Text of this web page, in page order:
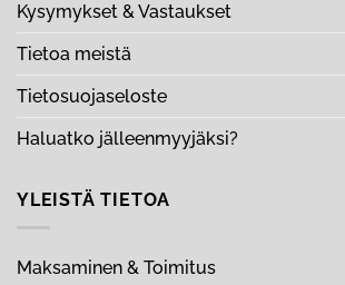
Kysymykset & Vastaukset
Tietoa meistä
Tietosuojaseloste
Haluatko jälleenmyyjäksi?
YLEISTÄ TIETOA
Maksaminen & Toimitus